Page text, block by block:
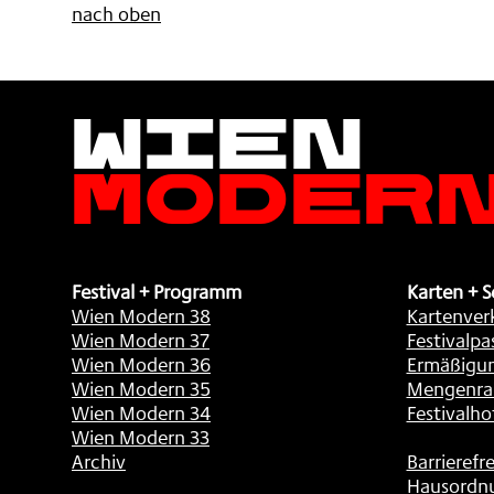
nach oben
Wien
Festival + Programm
Wien Modern 38
Wien Modern 37
Wien Modern 36
Wien Modern 35
Wien Modern 34
Wien Modern 33
Archiv
Karten +